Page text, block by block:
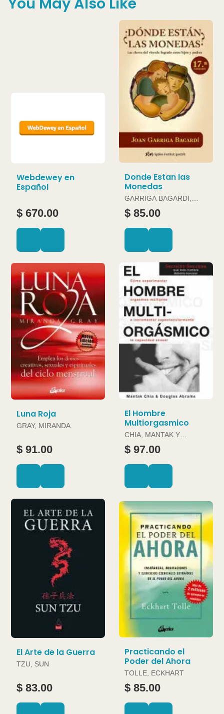
Webdewey en
Español
$ 670.00
Donde Estan las
Monedas
GARRIGA BAGARDI,
JOAN
$ 85.00
Luna Roja
GRAY, MIRANDA
$ 91.00
El Hombre
Multiorgasmico
CHIA, MANTAK Y
DOUGLAS ABRAMS
$ 97.00
El Arte de la Guerra
TZU, SUN
$ 83.00
Practicando el
Poder del Ahora
TOLLE, ECKHART
$ 85.00